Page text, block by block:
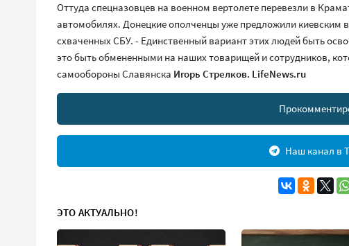
Оттуда спецназовцев на военном вертолете перевезли в
автомобилях. Донецкие ополченцы уже предложили киевским
схваченных СБУ. - Единственный вариант этих людей быть
это быть обмененными на наших товарищей и сотрудников,
самообороны Славянска Игорь Стрелков. LifeNews.ru
Наш канал в
ЭТО АКТУАЛЬНО!